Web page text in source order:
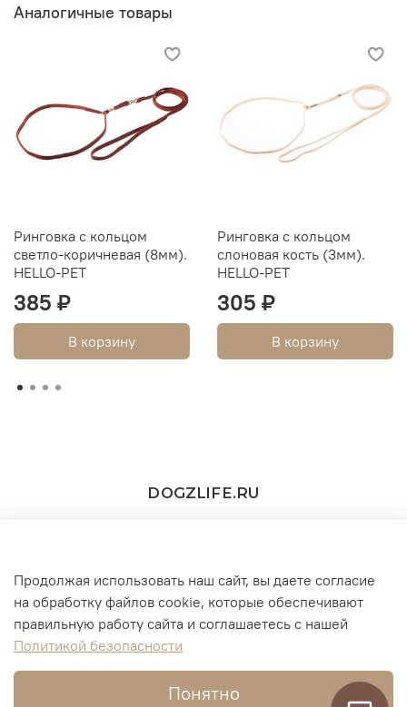
Аналогичные товары
Ринговка с кольцом
светло-коричневая (8мм).
HELLO-PET
385 ₽
В корзину
Ринговка с кольцом
слоновая кость (3мм).
HELLO-PET
305 ₽
В корзину
+7(916) 860-11-73 (WhatsApp/Telegram/MAX))
г. Москва
DOGZLIFE.RU
Продолжая использовать наш сайт, вы даете согласие
на обработку файлов cookie, которые обеспечивают
правильную работу сайта и соглашаетесь с нашей
Политикой безопасности
Понятно